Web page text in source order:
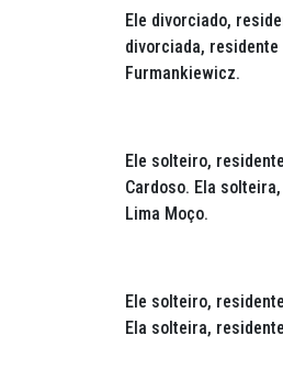
Ele divorciado,
divorciada, residente
Furmankiewicz.
Ele solteiro,
Cardoso. Ela
Lima Moço.
Ele solteiro,
Ela solteira,